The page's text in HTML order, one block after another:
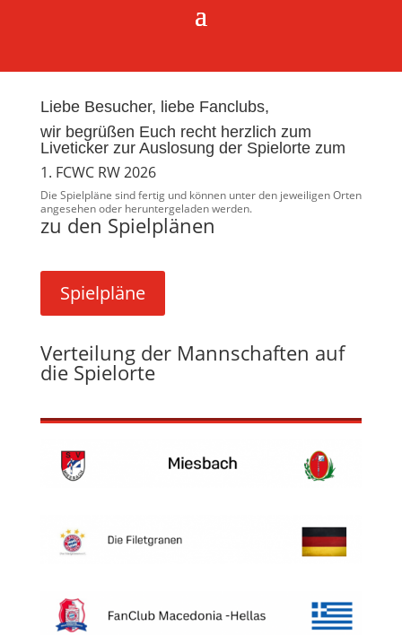
Liebe Besucher, liebe Fanclubs,
wir begrüßen Euch recht herzlich zum
Liveticker zur Auslosung der Spielorte zum
1. FCWC RW 2026
Die Spielpläne sind fertig und können unter den jeweiligen Orten
angesehen oder heruntergeladen werden.
zu den Spielplänen
Spielpläne
Verteilung der Mannschaften auf
die Spielorte